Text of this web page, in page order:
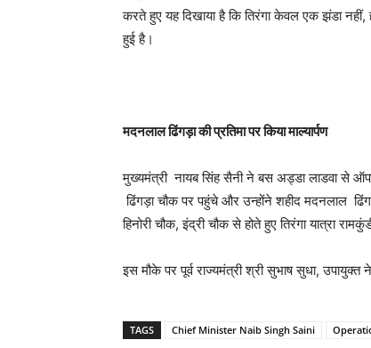
करते हुए यह दिखाया है कि तिरंगा केवल एक झंडा नहीं,
हुई है।
मदनलाल ढिंगड़ा की प्रतिमा पर किया माल्यार्पण
मुख्यमंत्री नायब सिंह सैनी ने बस अड्डा लाडवा से
ढिंगड़ा चौक पर पहुंचे और उन्होंने शहीद मदनलाल
हिनोरी चौक, इंद्री चौक से होते हुए तिरंगा यात्रा
इस मौके पर पूर्व राज्यमंत्री श्री सुभाष सुधा, उपायुक्त
TAGS Chief Minister Naib Singh Saini